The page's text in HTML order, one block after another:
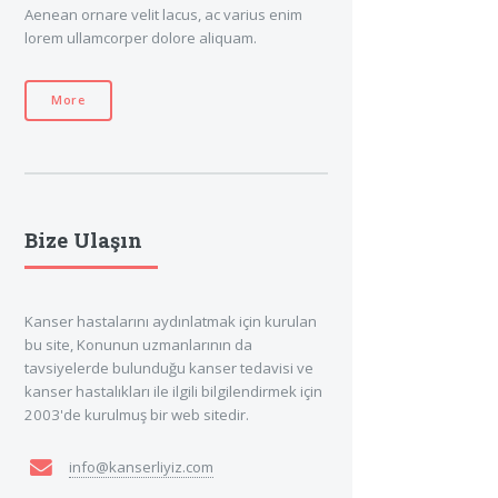
Aenean ornare velit lacus, ac varius enim
lorem ullamcorper dolore aliquam.
More
Bize Ulaşın
Kanser hastalarını aydınlatmak için kurulan
bu site, Konunun uzmanlarının da
tavsiyelerde bulunduğu kanser tedavisi ve
kanser hastalıkları ile ilgili bilgilendirmek için
2003'de kurulmuş bir web sitedir.
info@kanserliyiz.com